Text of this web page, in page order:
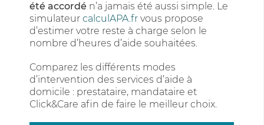
été accordé n’a jamais été aussi simple. Le
simulateur calculAPA.fr vous propose
d’estimer votre reste à charge selon le
nombre d’heures d’aide souhaitées.
Comparez les différents modes
d’intervention des services d’aide à
domicile : prestataire, mandataire et
Click&Care afin de faire le meilleur choix.